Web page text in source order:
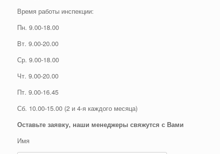
Время работы инспекции:
Пн. 9.00-18.00
Вт. 9.00-20.00
Ср. 9.00-18.00
Чт. 9.00-20.00
Пт. 9.00-16.45
Сб. 10.00-15.00 (2 и 4-я каждого месяца)
Оставьте заявку, наши менеджеры свяжутся с Вами
Имя